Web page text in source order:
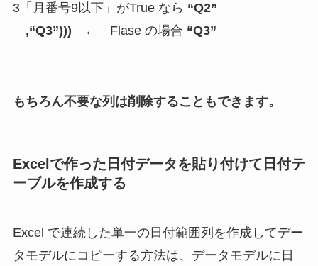
3「月番号9以下」がTrue なら “Q2”
,“Q3”))) ← Flase の場合 “Q3”
もちろん不要な列は削除することもできます。
Excelで作った日付データを貼り付けて日付テ
ーブルを作成する
Excel で連続した単一の日付範囲列を作成してデー
タモデルにコピーする方法は、データモデルに日